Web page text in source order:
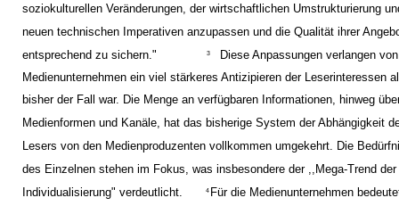
soziokulturellen Veränderungen, der wirtschaftlichen Umstrukturierung
neuen technischen Imperativen anzupassen und die Qualität ihrer
entsprechend zu sichern."
3
Diese Anpassungen verlangen
Medienunternehmen ein viel stärkeres Antizipieren der Leserinteressen
bisher der Fall war. Die Menge an verfügbaren Informationen, hinweg
Medienformen und Kanäle, hat das bisherige System der Abhängigkeit
Lesers von den Medienproduzenten vollkommen umgekehrt. Die
des Einzelnen stehen im Fokus, was insbesondere der ,,Mega-Trend der
Individualisierung" verdeutlicht.
4 Für die Medienunternehmen